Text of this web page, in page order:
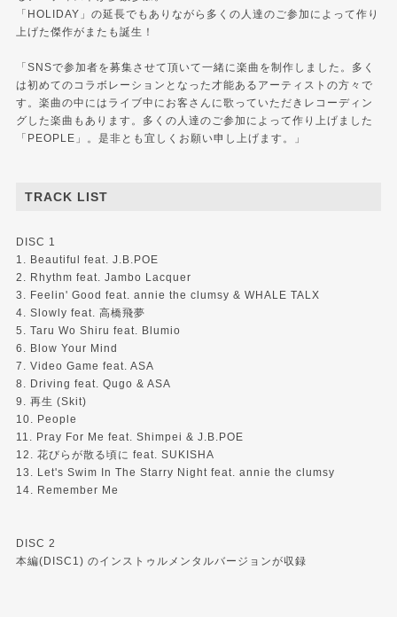
「HOLIDAY」の延長でもありながら多くの人達のご参加によって作り
上げた傑作がまたも誕生！
「SNSで参加者を募集させて頂いて一緒に楽曲を制作しました。多く
は初めてのコラボレーションとなった才能あるアーティストの方々で
す。楽曲の中にはライブ中にお客さんに歌っていただきレコーディン
グした楽曲もあります。多くの人達のご参加によって作り上げました
「PEOPLE」。是非とも宜しくお願い申し上げます。」
TRACK LIST
DISC 1
1. Beautiful feat. J.B.POE
2. Rhythm feat. Jambo Lacquer
3. Feelin' Good feat. annie the clumsy & WHALE TALX
4. Slowly feat. 高橋飛夢
5. Taru Wo Shiru feat. Blumio
6. Blow Your Mind
7. Video Game feat. ASA
8. Driving feat. Qugo & ASA
9. 再生 (Skit)
10. People
11. Pray For Me feat. Shimpei & J.B.POE
12. 花びらが散る頃に feat. SUKISHA
13. Let's Swim In The Starry Night feat. annie the clumsy
14. Remember Me
DISC 2
本編(DISC1) のインストゥルメンタルバージョンが収録